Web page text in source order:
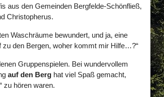
aus den Gemeinden Bergfelde-Schönfließ,
Christopherus.
Waschräume bewundert, und ja, eine
zu den Bergen, woher kommt mir Hilfe…?“
Gruppenspielen. Bei wundervollem
auf den Berg hat viel Spaß gemacht,
zu hören waren.